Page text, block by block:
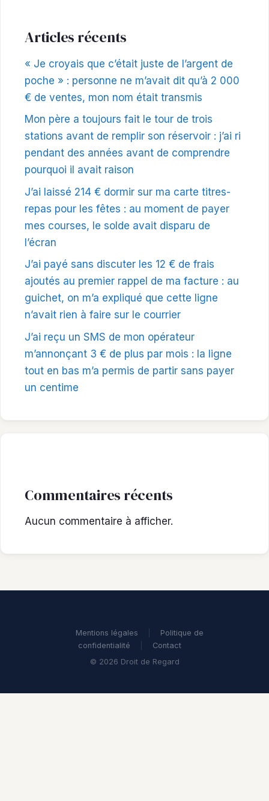
Articles récents
« Je croyais que c’était juste de l’argent de
poche » : personne ne m’avait dit qu’à 2 000
€ de ventes, mon nom était transmis
Mon père a toujours fait le tour de trois
stations avant de remplir son réservoir : j’ai ri
pendant des années avant de comprendre
pourquoi il avait raison
J’ai laissé 214 € dormir sur ma carte titres-
repas pour les fêtes : au moment de payer
mes courses, le solde avait disparu de
l’écran
J’ai payé sans discuter les 12 € de frais
ajoutés au premier rappel de ma facture : au
guichet, on m’a expliqué que cette ligne
n’avait rien à faire sur le courrier
J’ai reçu un SMS de mon opérateur
m’annonçant 3 € de plus par mois : la ligne
tout en bas m’a permis de partir sans payer
un centime
Commentaires récents
Aucun commentaire à afficher.
Mentions légales
Politique de
confidentialité
Contact
© 2026 Droit de Regard